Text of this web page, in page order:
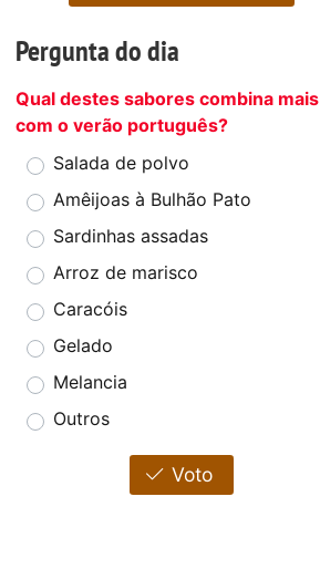
Pergunta do dia
Qual destes sabores combina mais
com o verão português?
Salada de polvo
Amêijoas à Bulhão Pato
Sardinhas assadas
Arroz de marisco
Caracóis
Gelado
Melancia
Outros
Voto